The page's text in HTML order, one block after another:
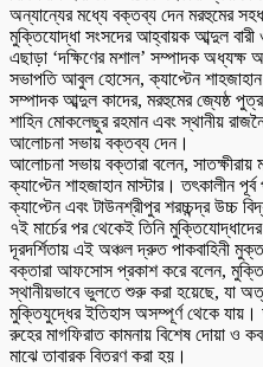
অন্যান্যের মধ্যে বক্তব্য দেন মরহুমের
মুক্তিযোদ্ধা সংসদের আহ্বায়ক আব্দুল বারী
এছাড়া ‘দক্ষিণের মশাল’ সম্পাদক অধ্যক্ষ
সভাপতি আবুল হোসেন, ক্যাপ্টেন শাহজাহান
সম্পাদক আব্দুল কাদের, মরহুমের জ্যেষ্ঠ
শাহিন মোকলেছুর রহমান এবং স্থানীয়
আলোচনা সভায় বক্তব্য দেন।
আলোচনা সভায় বক্তারা বলেন,
ক্যাপ্টেন শাহজাহান মাস্টার। তৎকালীন
ক্যাপ্টেন এবং টাউনশ্রীপুর শরচ্চন্দ্র উচ্চ
৭ই মার্চের পর থেকেই তিনি
দূরদর্শিতায় এই অঞ্চল দ্রুত পাকবাহিনী
বক্তারা আফসোস প্রকাশ করে বলেন,
স্থানীয়ভাবে ভুলতে শুরু করা হয়েছে, যা
মুক্তিযুদ্ধের ইতিহাস অসম্পূর্ণ থেকে
রুহের মাগফিরাত কামনায় বিশেষ দোয়া ও
মাঝে তাবারক বিতরণ করা হয়।